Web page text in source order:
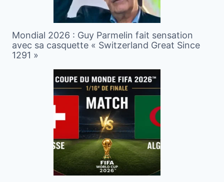
Mondial 2026 : Guy Parmelin fait sensation
avec sa casquette « Switzerland Great Since
1291 »